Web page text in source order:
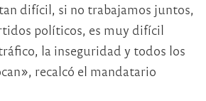
difícil, si no trabajamos juntos,
políticos, es muy difícil
la inseguridad y todos los
recalcó el mandatario